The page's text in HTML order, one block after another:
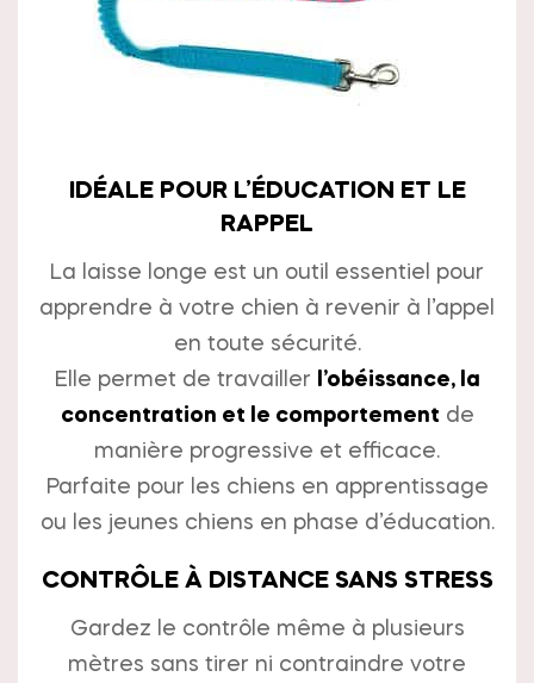
IDÉALE POUR L’ÉDUCATION ET LE
RAPPEL
La laisse longe est un outil essentiel pour
apprendre à votre chien à revenir à l’appel
en toute sécurité.
Elle permet de travailler l’obéissance, la
concentration et le comportement de
manière progressive et efficace.
Parfaite pour les chiens en apprentissage
ou les jeunes chiens en phase d’éducation.
CONTRÔLE À DISTANCE SANS STRESS
Gardez le contrôle même à plusieurs
mètres sans tirer ni contraindre votre